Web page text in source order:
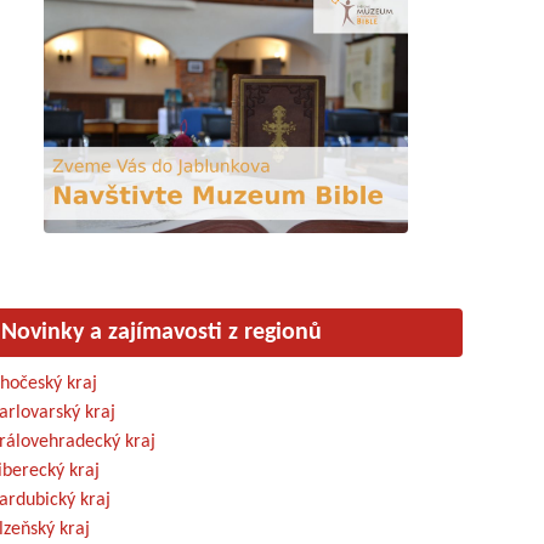
Novinky a zajímavosti z regionů
kraj
kraj
kraj
kraj
kraj
kraj